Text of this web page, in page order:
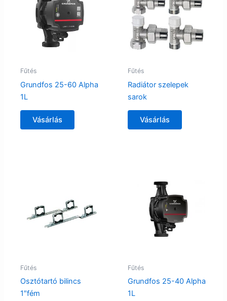
Fűtés
Grundfos 25-60 Alpha
1L
Vásárlás
Fűtés
Radiátor szelepek
sarok
Vásárlás
Fűtés
Osztótartó bilincs
1″fém
Fűtés
Grundfos 25-40 Alpha
1L